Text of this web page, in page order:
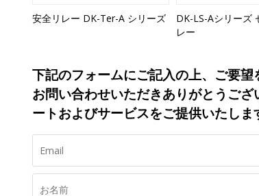
安全リレー DK-Ter-A シリーズ
DK-LS-Aシリーズ
レー
下記のフォームにご記入の上、ご要望
お問い合わせいただきありがとうご
ートおよびサービスをご提供いたしま